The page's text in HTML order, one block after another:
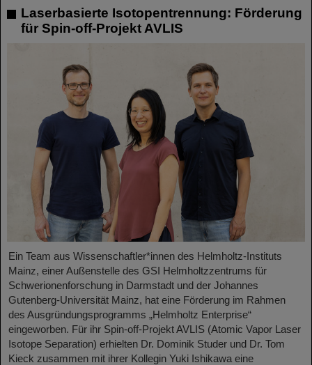
Laserbasierte Isotopentrennung: Förderung
für Spin-off-Projekt AVLIS
Ein Team aus Wissenschaftler*innen des Helmholtz-Instituts
Mainz, einer Außenstelle des GSI Helmholtzzentrums für
Schwerionenforschung in Darmstadt und der Johannes
Gutenberg-Universität Mainz, hat eine Förderung im Rahmen
des Ausgründungsprogramms „Helmholtz Enterprise“
eingeworben. Für ihr Spin-off-Projekt AVLIS (Atomic Vapor Laser
Isotope Separation) erhielten Dr. Dominik Studer und Dr. Tom
Kieck zusammen mit ihrer Kollegin Yuki Ishikawa eine